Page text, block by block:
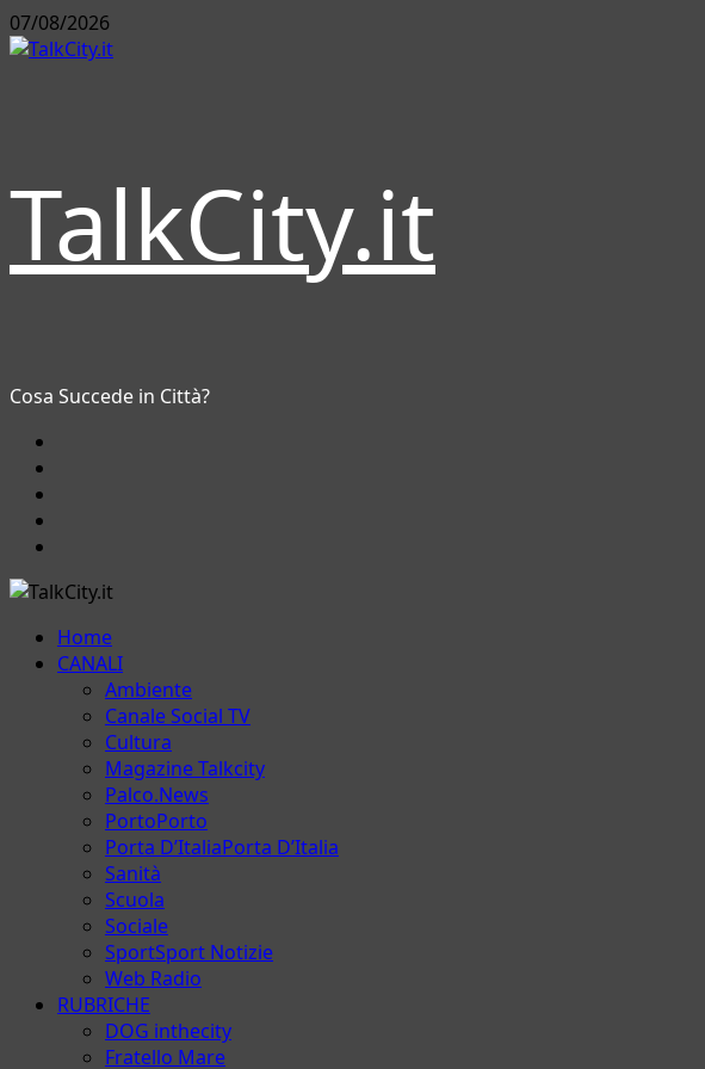
Vai
al
07/08/2026
TalkCity.it
Cosa Succede in Città?
Menu
principale
Home
CANALI
Ambiente
Canale Social TV
Cultura
Magazine Talkcity
Palco.News
PortoPorto
Porta D’ItaliaPorta D’Italia
Sanità
Scuola
Sociale
SportSport Notizie
Web Radio
RUBRICHE
DOG inthecity
Fratello Mare